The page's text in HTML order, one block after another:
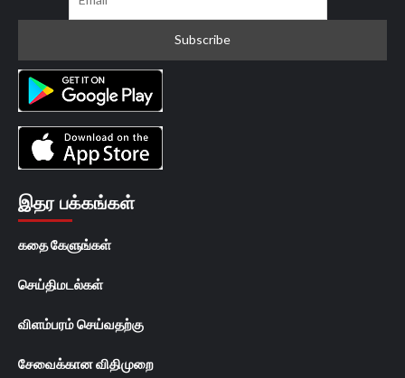
இதர பக்கங்கள்
கதை கேளுங்கள்
செய்திமடல்கள்
விளம்பரம் செய்வதற்கு
சேவைக்கான விதிமுறை